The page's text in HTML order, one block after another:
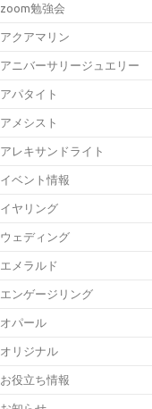
zoom勉強会
アクアマリン
アニバーサリージュエリー
アパタイト
アメシスト
アレキサンドライト
イベント情報
イヤリング
ウェディング
エメラルド
エンゲージリング
オパール
オリジナル
お役立ち情報